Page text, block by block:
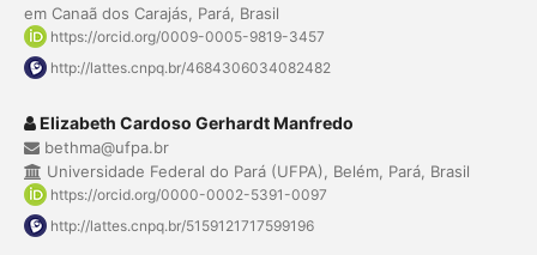
em Canaã dos Carajás, Pará, Brasil
https://orcid.org/0009-0005-9819-3457
http://lattes.cnpq.br/4684306034082482
Elizabeth Cardoso Gerhardt Manfredo
bethma@ufpa.br
Universidade Federal do Pará (UFPA), Belém, Pará, Brasil
https://orcid.org/0000-0002-5391-0097
http://lattes.cnpq.br/5159121717599196